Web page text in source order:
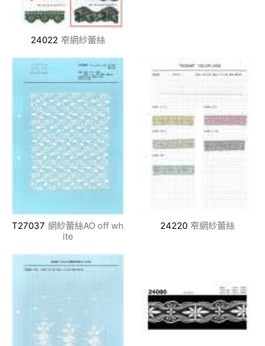
24022 窄網紗蕾絲
T27037 網紗蕾絲AO off wh
ite
24220 窄網紗蕾絲